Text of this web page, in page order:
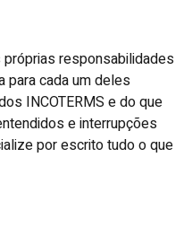
próprias responsabilidades
para cada um deles
INCOTERMS e do que
e interrupções
por escrito tudo o que